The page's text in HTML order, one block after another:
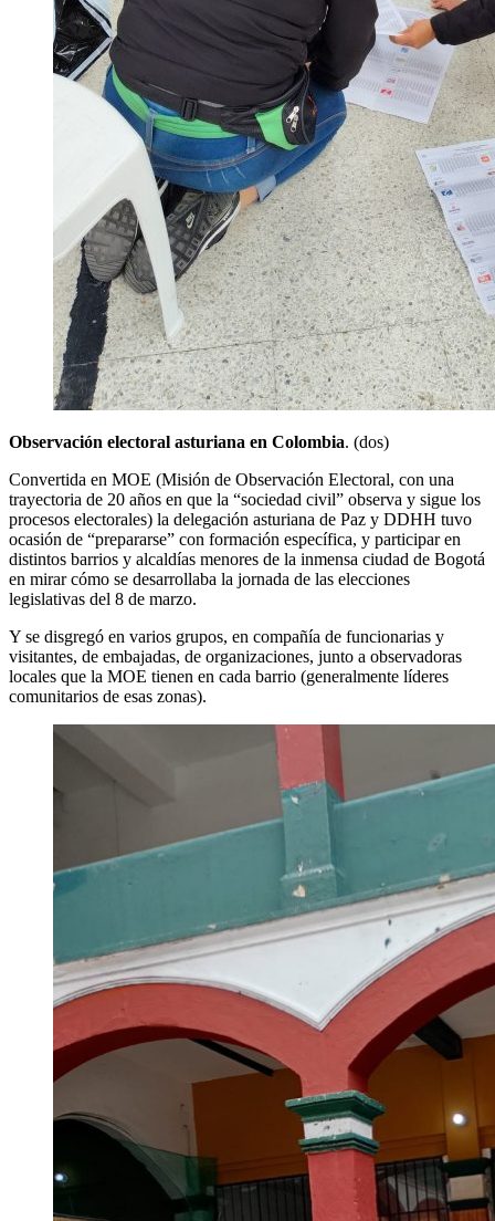
Observación electoral asturiana en Colombia. (dos)
Convertida en MOE (Misión de Observación Electoral, con una
trayectoria de 20 años en que la “sociedad civil” observa y sigue los
procesos electorales) la delegación asturiana de Paz y DDHH tuvo
ocasión de “prepararse” con formación específica, y participar en
distintos barrios y alcaldías menores de la inmensa ciudad de Bogotá
en mirar cómo se desarrollaba la jornada de las elecciones
legislativas del 8 de marzo.
Y se disgregó en varios grupos, en compañía de funcionarias y
visitantes, de embajadas, de organizaciones, junto a observadoras
locales que la MOE tienen en cada barrio (generalmente líderes
comunitarios de esas zonas).